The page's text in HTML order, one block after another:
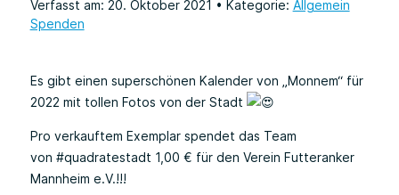
Verfasst am: 20. Oktober 2021 • Kategorie: Allgemein
Spenden
Es gibt einen superschönen Kalender von „Monnem“ für
2022 mit tollen Fotos von der Stadt
Pro verkauftem Exemplar spendet das Team
von #quadratestadt 1,00 € für den Verein Futteranker
Mannheim e.V.!!!